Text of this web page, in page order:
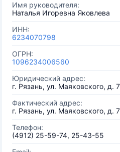
Имя руководителя:
Наталья Игоревна Яковлева
ИНН:
6234070798
ОГРН:
1096234006560
Юридический адрес:
г. Рязань, ул. Маяковского, д.
Фактический адрес:
г. Рязань, ул. Маяковского, д.
Телефон:
(4912) 25-59-74, 25-43-55